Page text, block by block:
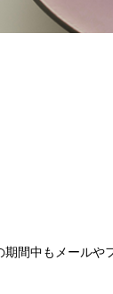
期間中もメールや